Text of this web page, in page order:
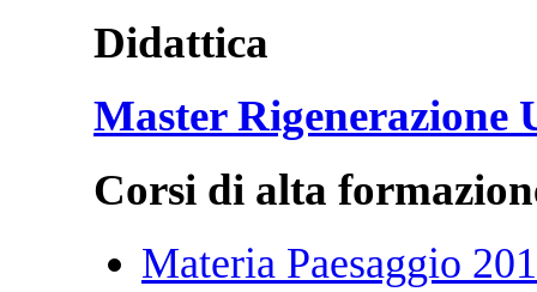
Didattica
Master Rigenerazione
Corsi di alta
Materia Paesaggio